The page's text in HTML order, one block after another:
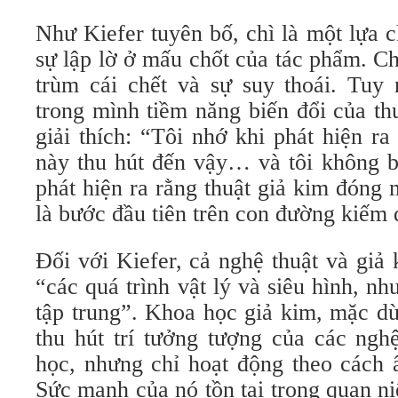
Như Kiefer tuyên bố, chì là một lựa
sự lập lờ ở mấu chốt của tác phẩm.
trùm cái chết và sự suy thoái. Tuy
trong mình tiềm năng biến đổi của
giải thích: “Tôi nhớ khi phát hiện
này thu hút đến vậy… và tôi không
phát hiện ra rằng thuật giả kim
là bước đầu tiên trên con đường kiếm
Đối với Kiefer, cả nghệ thuật và giả
“các quá trình vật lý và siêu hình,
tập trung”. Khoa học giả kim, mặc
thu hút trí tưởng tượng của các
học, nhưng chỉ hoạt động theo cách
Sức mạnh của nó tồn tại trong quan